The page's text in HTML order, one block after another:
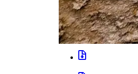
Svendborg